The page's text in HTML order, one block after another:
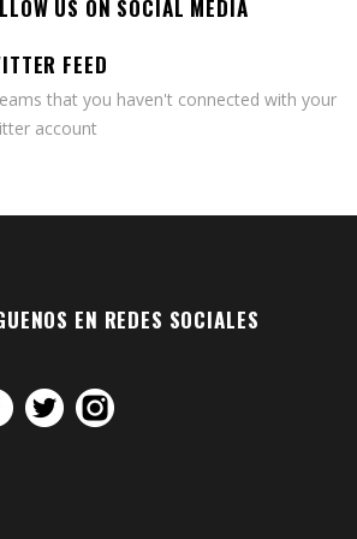
US ON SOCIAL MEDIA
FEED
that you haven't connected with your
account
EN REDES SOCIALES